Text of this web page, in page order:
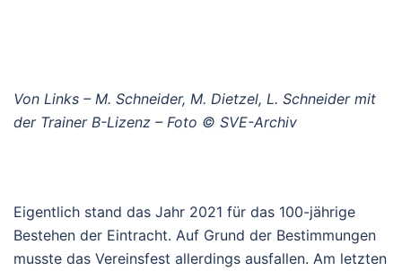
Von Links – M. Schneider, M. Dietzel, L. Schneider mit
der Trainer B-Lizenz – Foto © SVE-Archiv
Eigentlich stand das Jahr 2021 für das 100-jährige
Bestehen der Eintracht. Auf Grund der Bestimmungen
musste das Vereinsfest allerdings ausfallen. Am letzten